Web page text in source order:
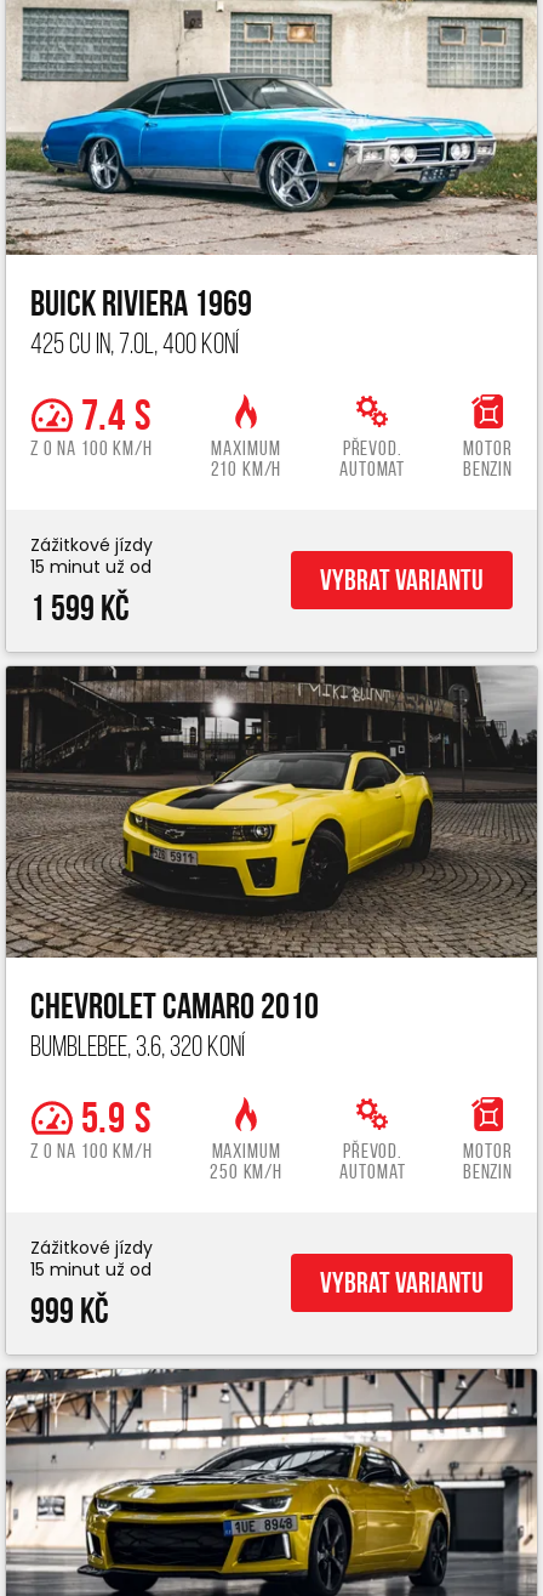
Buick Riviera 1969
425 cu in, 7.0L, 400 koní
7.4 s
z 0 na 100 km/h
Maximum
210 km/h
Převod.
automat
Motor
benzin
Zážitkové jízdy
15 minut už od
1 599 Kč
Vybrat variantu
Chevrolet Camaro 2010
Bumblebee, 3.6, 320 koní
5.9 s
z 0 na 100 km/h
Maximum
250 km/h
Převod.
automat
Motor
benzin
Zážitkové jízdy
15 minut už od
999 Kč
Vybrat variantu